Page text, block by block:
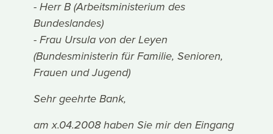
- Herr B (Arbeitsministerium des
Bundeslandes)
- Frau Ursula von der Leyen
(Bundesministerin für Familie, Senioren,
Frauen und Jugend)
Sehr geehrte Bank,
am x.04.2008 haben Sie mir den Eingang